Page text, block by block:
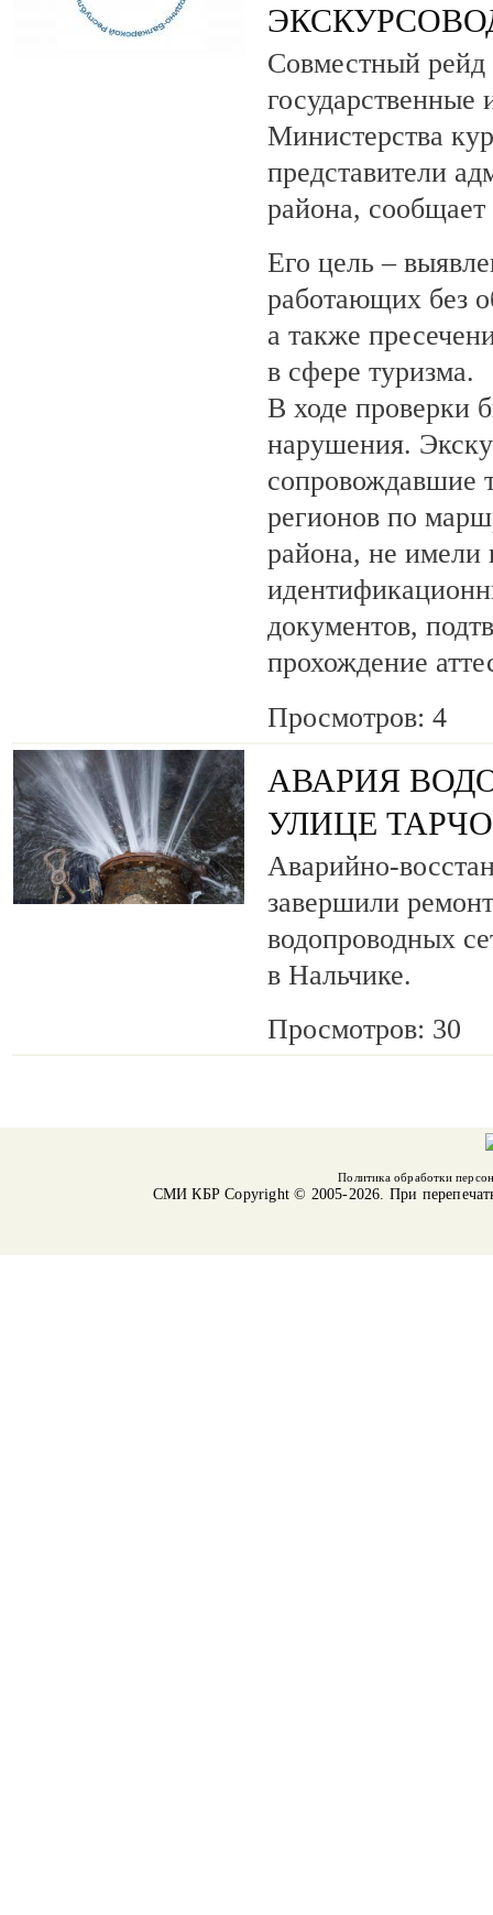
Совместный рейд
государственные
Министерства
представители
района,
Его цель –
работающих без
а также
в сфере туризма.
В ходе проверки
нарушения.
сопровождавшие
регионов по
района, не имели
документов,
прохождение
Просмотров: 4
АВАРИЯ
УЛИЦЕ
Аварийно-
завершили
водопроводных
в Нальчике.
Просмотров: 30
Политика обработки
СМИ КБРCopyright © 2005-2026. При